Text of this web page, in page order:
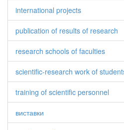
international projects
publication of results of research
research schools of faculties
scientific-research work of
training of scientific personnel
виставки